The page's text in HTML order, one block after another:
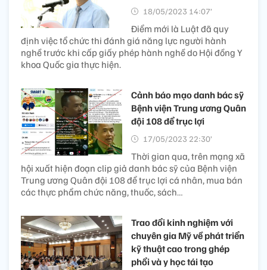
18/05/2023 14:07’
Điểm mới là Luật đã quy
định việc tổ chức thi đánh giá năng lực người hành
nghề trước khi cấp giấy phép hành nghề do Hội đồng Y
khoa Quốc gia thực hiện.
Cảnh báo mạo danh bác sỹ
Bệnh viện Trung ương Quân
đội 108 để trục lợi
17/05/2023 22:30’
Thời gian qua, trên mạng xã
hội xuất hiện đoạn clip giả danh bác sỹ của Bệnh viện
Trung ương Quân đội 108 để trục lợi cá nhân, mua bán
các thực phẩm chức năng, thuốc, sách…
Trao đổi kinh nghiệm với
chuyên gia Mỹ về phát triển
kỹ thuật cao trong ghép
phổi và y học tái tạo